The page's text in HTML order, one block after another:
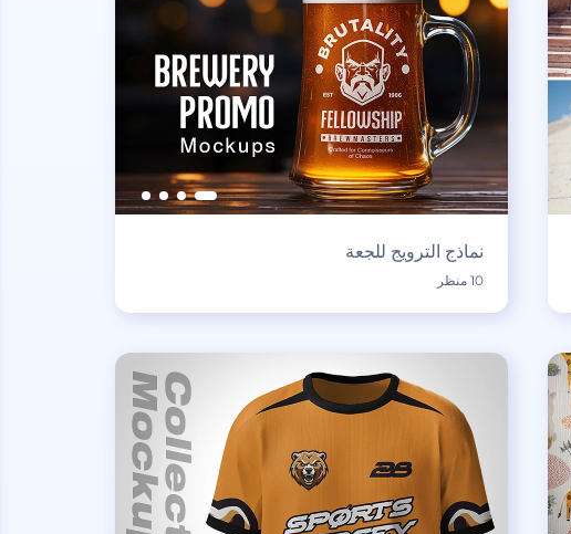
نماذج الترويج للجعة
10 منظر